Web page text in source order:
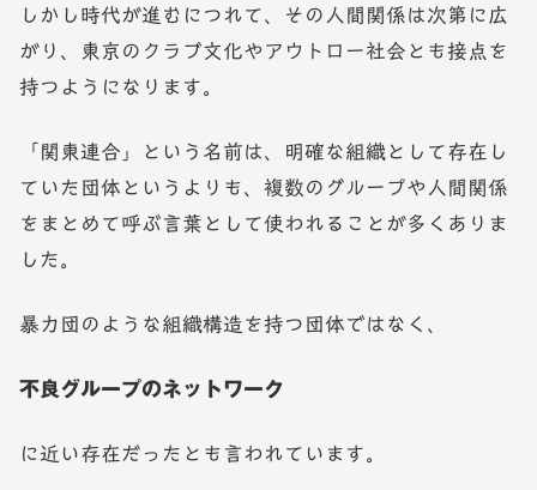
しかし時代が進むにつれて、その人間関係は次第に広
がり、東京のクラブ文化やアウトロー社会とも接点を
持つようになります。
「関東連合」という名前は、明確な組織として存在し
ていた団体というよりも、複数のグループや人間関係
をまとめて呼ぶ言葉として使われることが多くありま
した。
暴力団のような組織構造を持つ団体ではなく、
不良グループのネットワーク
に近い存在だったとも言われています。